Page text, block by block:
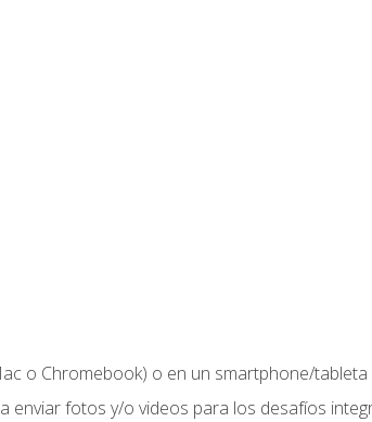
o Chromebook) o en un smartphone/
enviar fotos y/o videos para los desafíos